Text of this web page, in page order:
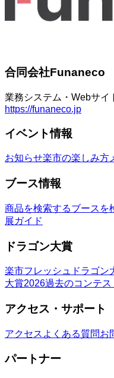
合同会社Funaneco
業務システム・Webサイ
https://funaneco.jp
イベント情報
お知らせ楽市の楽しみ方
ブース情報
商品を検索するブースを
展ガイド
ドラゴン大賞
楽市フレッシュドラゴン
大賞2026過去のコンテス
アクセス・サポート
アクセス よくある質問お
パートナー